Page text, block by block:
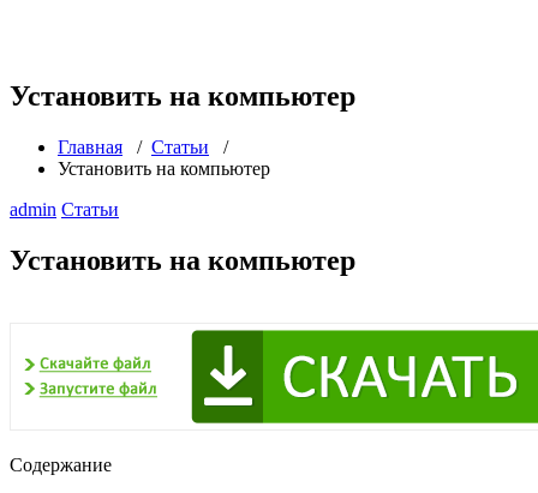
Установить на компьютер
Главная / Статьи /
Установить на компьютер
admin Статьи
Установить на компьютер
Содержание